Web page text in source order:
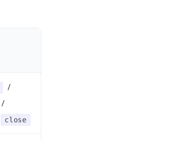
/
/
close